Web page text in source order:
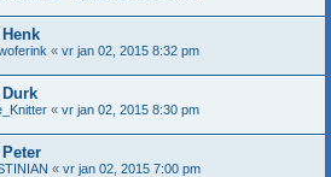
« vr jan 02, 2015 8:32 pm
« vr jan 02, 2015 8:30 pm
« vr jan 02, 2015 7:00 pm